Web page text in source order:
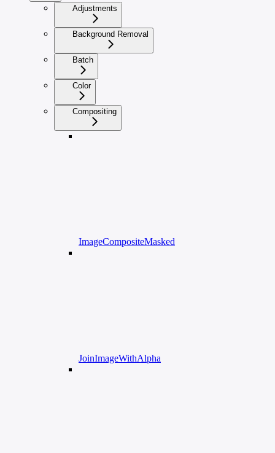
Adjustments
Background Removal
Batch
Color
Compositing
ImageCompositeMasked
JoinImageWithAlpha